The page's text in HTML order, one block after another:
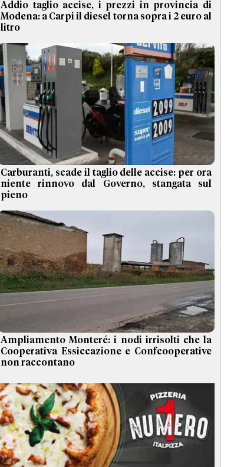
Addio taglio accise, i prezzi in provincia di
Modena: a Carpi il diesel torna sopra i 2 euro al
litro
Carburanti, scade il taglio delle accise: per ora
niente rinnovo dal Governo, stangata sul
pieno
Ampliamento Monteré: i nodi irrisolti che la
Cooperativa Essiccazione e Confcooperative
non raccontano